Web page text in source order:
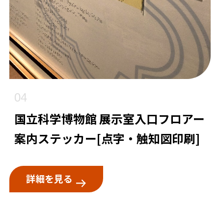
04
国立科学博物館 展示室入口フロアー
案内ステッカー[点字・触知図印刷]
詳細を見る